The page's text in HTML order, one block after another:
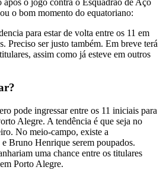
o bom momento do equatoriano:
para estar de volta entre os 11 em
Preciso ser justo também. Em breve terá
assim como já esteve em outros
pode ingressar entre os 11 iniciais para
Alegre. A tendência é que seja no
No meio-campo, existe a
Bruno Henrique serem poupados.
uma chance entre os titulares
Porto Alegre.